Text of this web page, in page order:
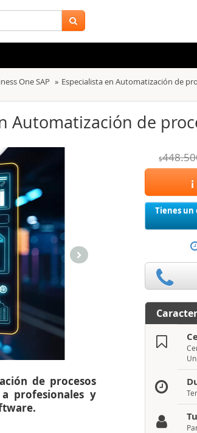
Marketing y Comunicación
Finanzas
Belleza y Moda
Comercial y Ventas
Medio Ambiente
One SAP Especialista en Automatización de
Automatización de
de procesos
profesionales y
$
Tienes un